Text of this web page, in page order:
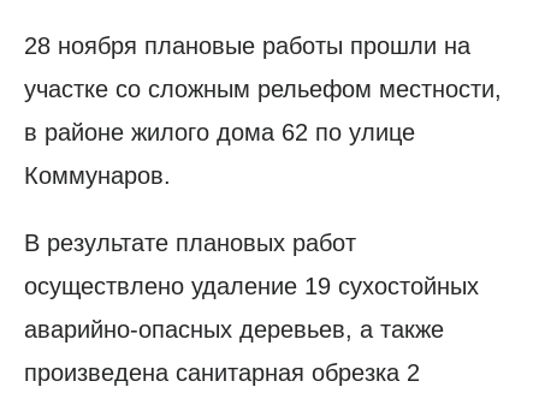
28 ноября плановые работы прошли на
участке со сложным рельефом местности,
в районе жилого дома 62 по улице
Коммунаров.
В результате плановых работ
осуществлено удаление 19 сухостойных
аварийно-опасных деревьев, а также
произведена санитарная обрезка 2